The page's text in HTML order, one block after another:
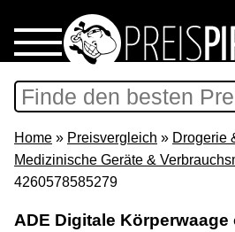
Home
Download
Preispiraten auf
Home » Preisvergleich » Drogerie
Medizinische Geräte &
4260578585279
ADE Digitale Körperwaage